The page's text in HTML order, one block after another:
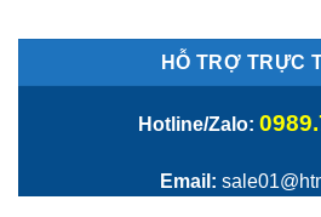
HỖ TRỢ TRỰC
Hotline/Zalo:
Email: